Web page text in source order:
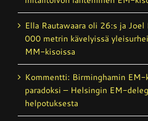
Ella Rautawaara oli 26:s ja
000 metrin kävelyissä
MM-kisoissa
Kommentti: Birminghamin EM-
paradoksi – Helsingin EM-
helpotuksesta